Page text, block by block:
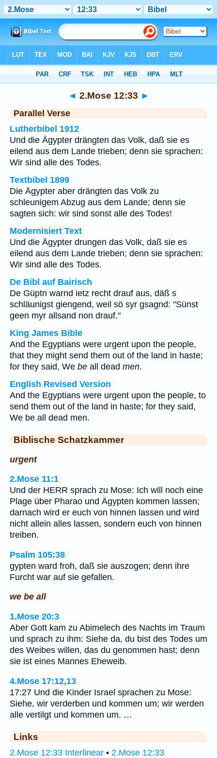
◄ 2.Mose 12:33 ►
Parallel Verse
Lutherbibel 1912
Und die Ägypter drängten das Volk, daß sie es
eilend aus dem Lande trieben; denn sie sprachen:
Wir sind alle des Todes.
Textbibel 1899
Die Ägypter aber drängten das Volk zu
schleunigem Abzug aus dem Lande; denn sie
sagten sich: wir sind sonst alle des Todes!
Modernisiert Text
Und die Ägypter drungen das Volk, daß sie es
eilend aus dem Lande trieben; denn sie sprachen:
Wir sind alle des Todes.
De Bibl auf Bairisch
De Güptn warnd ietz recht drauf aus, däß s
schläunigst giengend, weil sö syr gsagnd: "Sünst
geen myr allsand non drauf."
King James Bible
And the Egyptians were urgent upon the people,
that they might send them out of the land in haste;
for they said, We be all dead men.
English Revised Version
And the Egyptians were urgent upon the people, to
send them out of the land in haste; for they said,
We be all dead men.
Biblische Schatzkammer
urgent
2.Mose 11:1
Und der HERR sprach zu Mose: Ich will noch eine
Plage über Pharao und Ägypten kommen lassen;
darnach wird er euch von hinnen lassen und wird
nicht allein alles lassen, sondern euch von hinnen
treiben.
Psalm 105:38
gypten ward froh, daß sie auszogen; denn ihre
Furcht war auf sie gefallen.
we be all
1.Mose 20:3
Aber Gott kam zu Abimelech des Nachts im Traum
und sprach zu ihm: Siehe da, du bist des Todes um
des Weibes willen, das du genommen hast; denn
sie ist eines Mannes Eheweib.
4.Mose 17:12,13
17:27 Und die Kinder Israel sprachen zu Mose:
Siehe, wir verderben und kommen um; wir werden
alle vertilgt und kommen um. …
Links
2.Mose 12:33 Interlinear • 2.Mose 12:33